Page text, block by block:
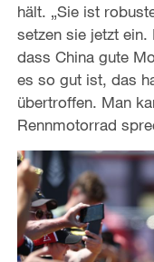
hält. „Sie ist
setzen sie jetzt
dass China gute
es so gut ist, das
übertroffen. Man
Rennmotorrad